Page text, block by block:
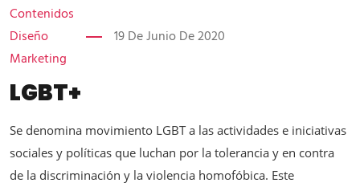
Contenidos
Diseño
Marketing
19 De Junio De 2020
LGBT+
Se denomina movimiento LGBT a las actividades e iniciativas
sociales y políticas que luchan por la tolerancia y en contra
de la discriminación y la violencia homofóbica. Este